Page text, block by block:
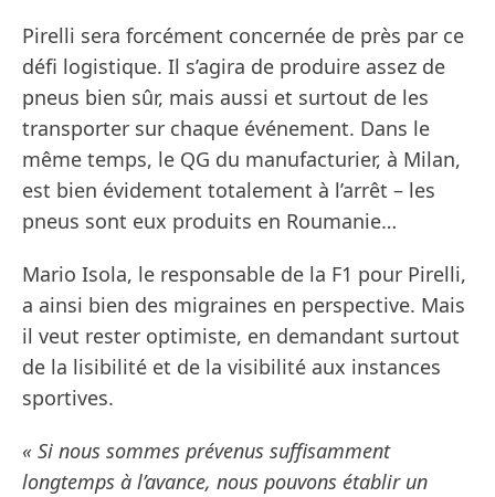
Pirelli sera forcément concernée de près par ce
défi logistique. Il s’agira de produire assez de
pneus bien sûr, mais aussi et surtout de les
transporter sur chaque événement. Dans le
même temps, le QG du manufacturier, à Milan,
est bien évidement totalement à l’arrêt – les
pneus sont eux produits en Roumanie…
Mario Isola, le responsable de la F1 pour Pirelli,
a ainsi bien des migraines en perspective. Mais
il veut rester optimiste, en demandant surtout
de la lisibilité et de la visibilité aux instances
sportives.
« Si nous sommes prévenus suffisamment
longtemps à l’avance, nous pouvons établir un